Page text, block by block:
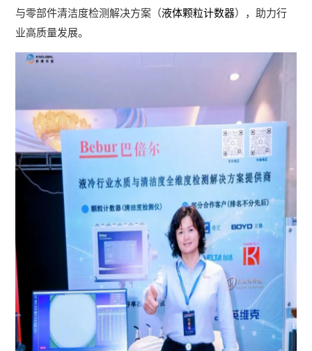
与零部件清洁度检测解决方案（液体颗粒计数器），助力行
业高质量发展。